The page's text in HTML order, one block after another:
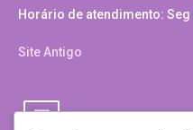
Horário de atendimento: Seg
Site Antigo